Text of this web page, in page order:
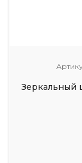
Зеркальный